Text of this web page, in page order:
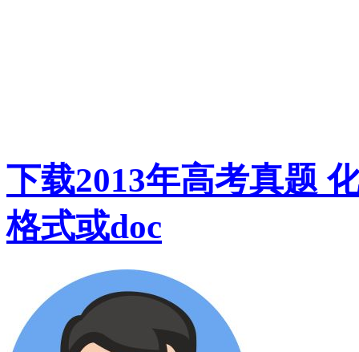
下载2013年高考真题
格式或doc